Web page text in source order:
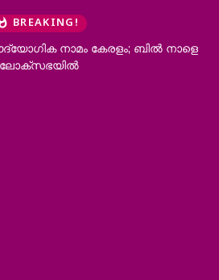
BREAKING!
കേരളം; ബില്‍ നാളെ
ആനക്കൊമ്പ്